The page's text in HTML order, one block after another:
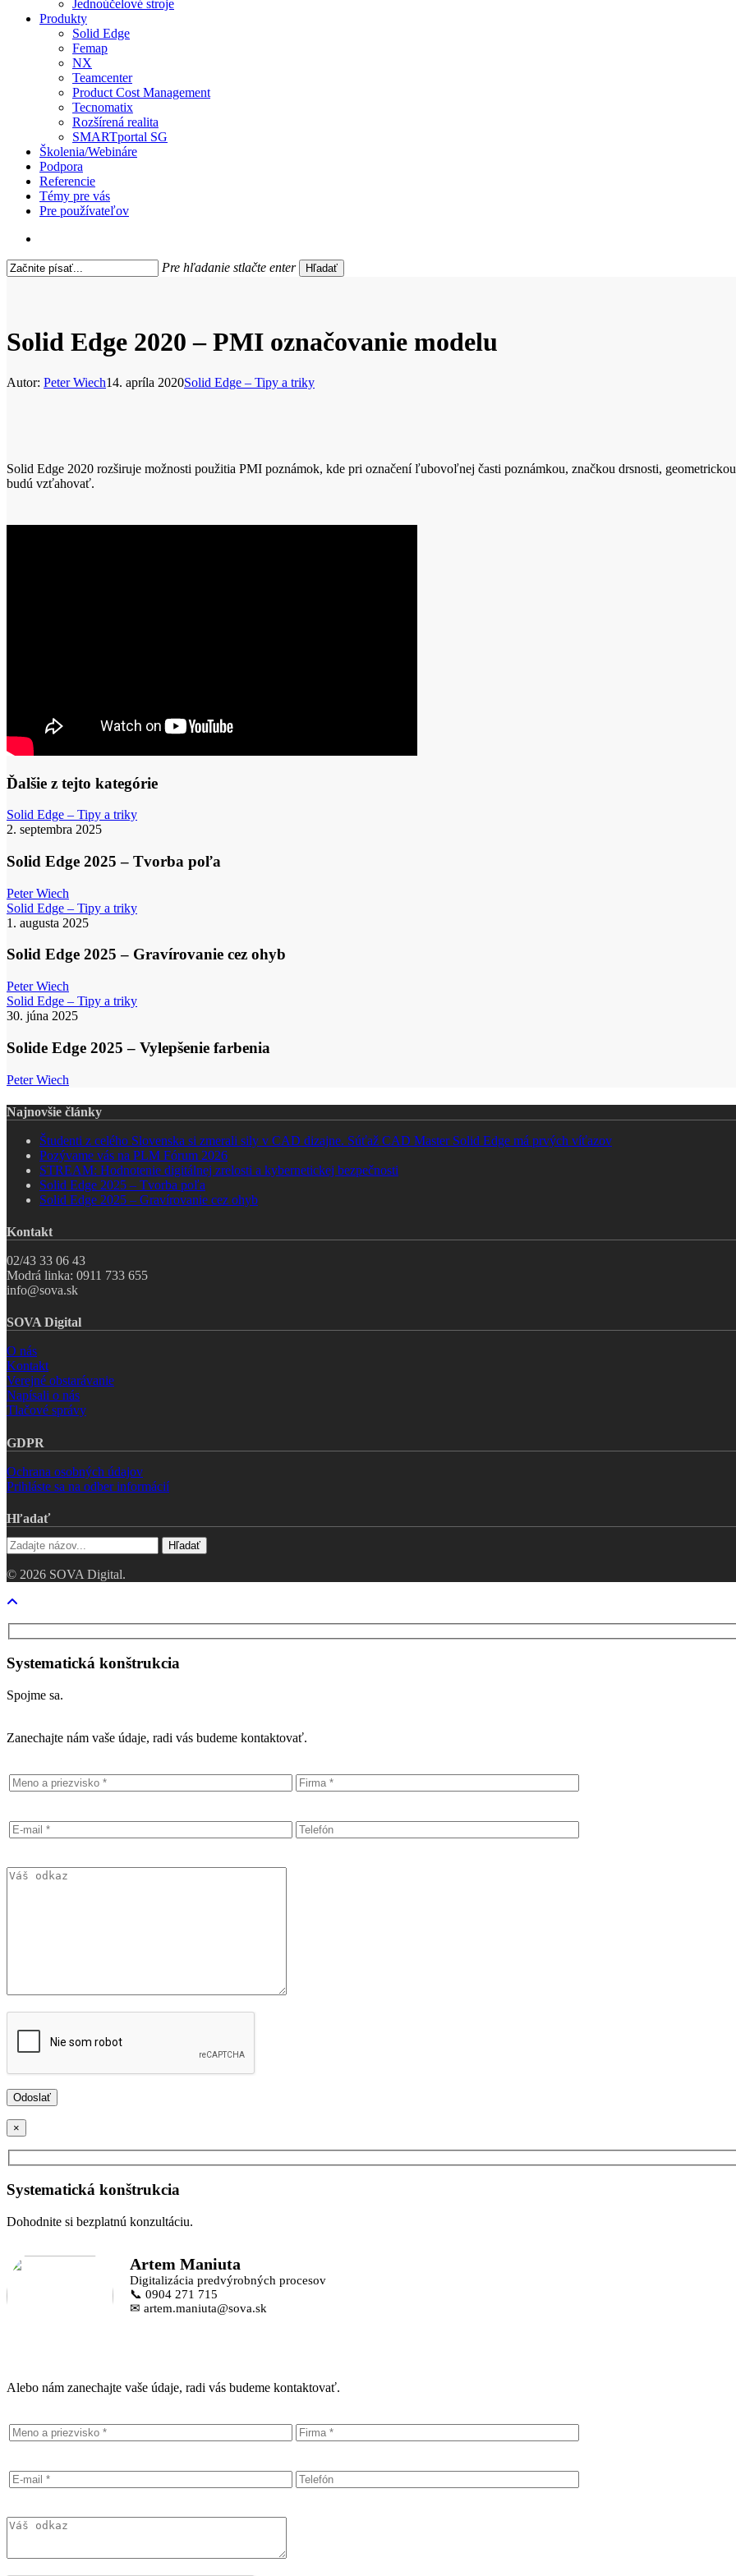
Jednoúčelové stroje
Produkty
Solid Edge
Femap
NX
Teamcenter
Product Cost Management
Tecnomatix
Rozšírená realita
SMARTportal SG
Školenia/Webináre
Podpora
Referencie
Témy pre vás
Pre používateľov
Pre hľadanie stlačte enter Hľadať
Solid Edge 2020 – PMI označovanie modelu
Autor: Peter Wiech14. apríla 2020Solid Edge – Tipy a triky
Solid Edge 2020 rozširuje možnosti použitia PMI poznámok, kde pri označení ľubovoľnej časti poznámkou, značkou drsnosti,
budú vzťahovať.
Ďalšie z tejto kategórie
Solid Edge – Tipy a trikySolid
–
2. septembra 2025
Solid Edge 2025 – Tvorba poľa
Peter Wiech
Solid Edge – Tipy a trikySolid
–
ohyb
1. augusta 2025
Solid Edge 2025 – Gravírovanie cez ohyb
Peter Wiech
Solid Edge – Tipy a trikySolide
–
Vylepšenie
30. júna 2025
Solide Edge 2025 – Vylepšenie farbenia
Peter Wiech
Najnovšie články
Študenti z celého Slovenska si zmerali sily v CAD dizajne. Súťaž CAD Master Solid Edge má prvých víťazov
Pozývame vás na PLM Fórum 2026
STREAM: Hodnotenie digitálnej zrelosti a kybernetickej bezpečnosti
Solid Edge 2025 – Tvorba poľa
Solid Edge 2025 – Gravírovanie cez ohyb
Kontakt
02/43 33 06 43
Modrá linka: 0911 733 655
info@sova.sk
SOVA Digital
O nás
Kontakt
Verejné obstarávanie
Napísali o nás
Tlačové správy
GDPR
Ochrana osobných údajov
Prihláste sa na odber informácií
Hľadať
Hľadať
© 2026 SOVA Digital.
Close
Systematická konštrukcia
Spojme sa.
Zanechajte nám vaše údaje, radi vás budeme kontaktovať.
×
Systematická konštrukcia
Dohodnite si bezplatnú konzultáciu.
Artem Maniuta
Digitalizácia predvýrobných procesov
📞 0904 271 715
✉ artem.maniuta@sova.sk
Alebo nám zanechajte vaše údaje, radi vás budeme kontaktovať.